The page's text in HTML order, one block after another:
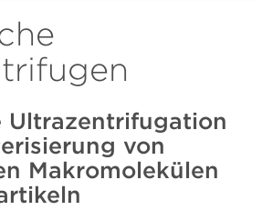
Ultrazentrifugation
von
Makromolekülen